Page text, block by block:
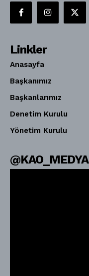
Linkler
Anasayfa
Başkanımız
Başkanlarımız
Denetim Kurulu
Yönetim Kurulu
@KAO_MEDYA